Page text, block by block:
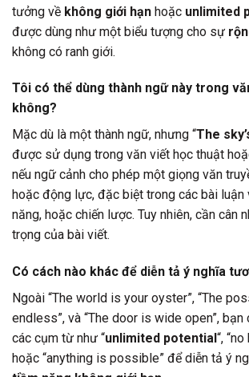
tưởng về không giới hạn hoặc unlimited
được dùng như một biểu tượng cho sự
không có ranh giới.
Tôi có thể dùng thành ngữ này trong
không?
Mặc dù là một thành ngữ, nhưng “The
được sử dụng trong văn viết học thuật
nếu ngữ cảnh cho phép một giọng văn
hoặc động lực, đặc biệt trong các bài luận
năng, hoặc chiến lược. Tuy nhiên, cần cân
trọng của bài viết.
Có cách nào khác để diễn tả ý nghĩa
Ngoài “The world is your oyster”, “The
endless”, và “The door is wide open”,
các cụm từ như “unlimited potential “,
hoặc “anything is possible” để diễn tả ý